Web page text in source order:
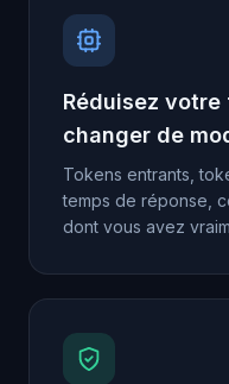
Réduisez
changer de
Tokens entrants,
temps de réponse,
dont vous avez